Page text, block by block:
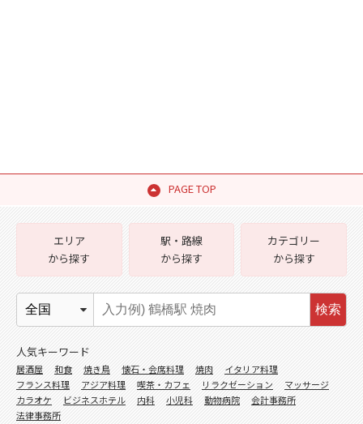
PAGE TOP
エリア
から探す
駅・路線
から探す
カテゴリー
から探す
検索
人気キーワード
居酒屋 和食 焼き鳥 懐石・会席料理 焼肉
イタリア料理
フランス料理
アジア料理 喫茶・カフェ リラクゼーション
マッサージ
カラオケ
ビジネスホテル 内科 小児科 動物病院
会計事務所
法律事務所